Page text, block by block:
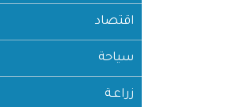
اقتصاد
سياحة
زراعـة